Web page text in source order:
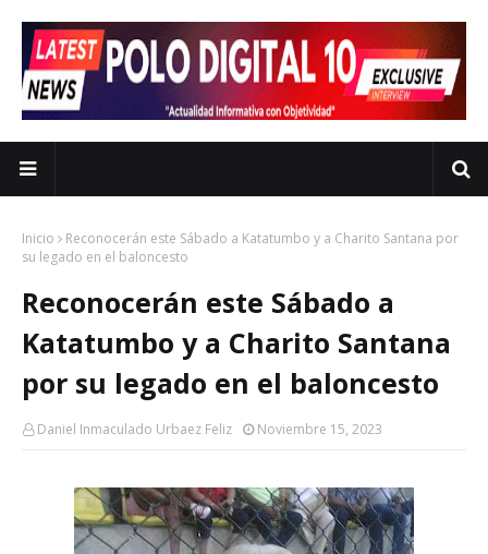
Inicio
Reconocerán este Sábado a Katatumbo y a Charito Santana por
su legado en el baloncesto
Reconocerán este Sábado a
Katatumbo y a Charito Santana
por su legado en el baloncesto
Daniel Inmaculado Urbaez Feliz Noviembre 15, 2023